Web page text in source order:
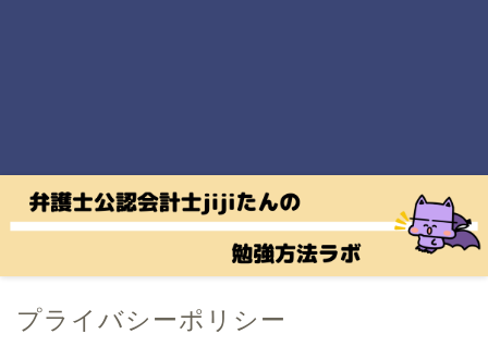
プライバシーポリシー